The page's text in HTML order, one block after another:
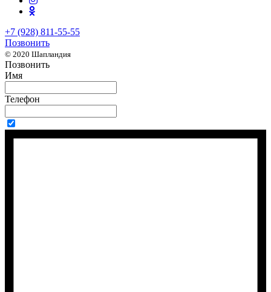
+7 (928) 811-55-55
Позвонить
© 2020 Шапландия
Позвонить
Имя
Телефон